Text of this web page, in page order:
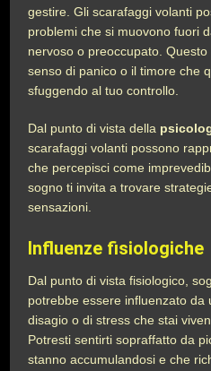
gestire. Gli scarafaggi volanti
problemi che si muovono fuori
nervoso o preoccupato.
senso di panico o il timore che
sfuggendo al tuo controllo.
Dal punto di vista della
scarafaggi volanti possono
che percepisci come
sogno ti invita a trovare
sensazioni.
Influenze fisiologiche
Dal punto di vista fisiologico,
potrebbe essere influenzato da
disagio o di stress che stai
Potresti sentirti sopraffatto da
stanno accumulandosi e che